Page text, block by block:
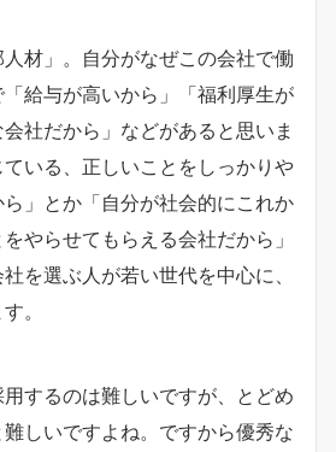
材」。自分がなぜこの会社で働
給与が高いから」「福利厚生が
社だから」などがあると思いま
いる、正しいことをしっかりや
」とか「自分が社会的にこれか
やらせてもらえる会社だから」
を選ぶ人が若い世代を中心に、
。
するのは難しいですが、とどめ
しいですよね。ですから優秀な